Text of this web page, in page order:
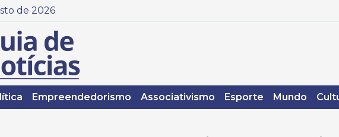
de 2026
Empreendedorismo Associativismo Esporte Mundo